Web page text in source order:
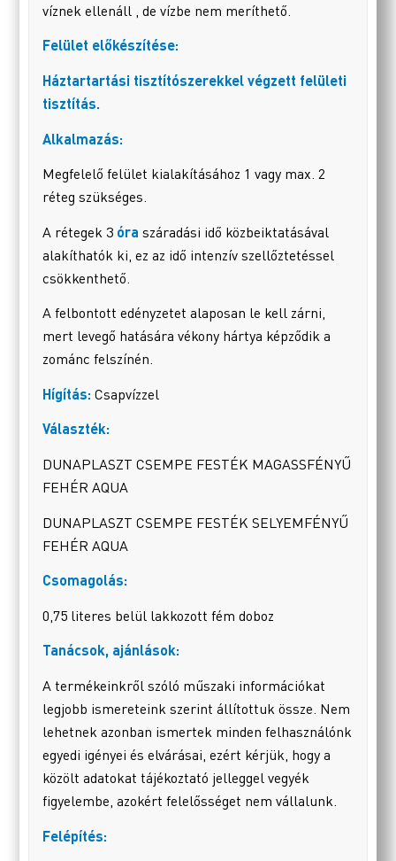
víznek ellenáll , de vízbe nem meríthető.
Felület előkészítése:
Háztartartási tisztítószerekkel végzett felületi
tisztítás.
Alkalmazás:
Megfelelő felület kialakításához 1 vagy max. 2
réteg szükséges.
A rétegek 3 óra száradási idő közbeiktatásával
alakíthatók ki, ez az idő intenzív szellőztetéssel
csökkenthető.
A felbontott edényzetet alaposan le kell zárni,
mert levegő hatására vékony hártya képződik a
zománc felszínén.
Hígítás:Csapvízzel
Választék:
DUNAPLASZT CSEMPE FESTÉK MAGASSFÉNYŰ
FEHÉR AQUA
DUNAPLASZT CSEMPE FESTÉK SELYEMFÉNYŰ
FEHÉR AQUA
Csomagolás:
0,75 literes belül lakkozott fém doboz
Tanácsok, ajánlások:
A termékeinkről szóló műszaki információkat
legjobb ismereteink szerint állítottuk össze. Nem
lehetnek azonban ismertek minden felhasználónk
egyedi igényei és elvárásai, ezért kérjük, hogy a
közölt adatokat tájékoztató jelleggel vegyék
figyelembe, azokért felelősséget nem vállalunk.
Felépítés: